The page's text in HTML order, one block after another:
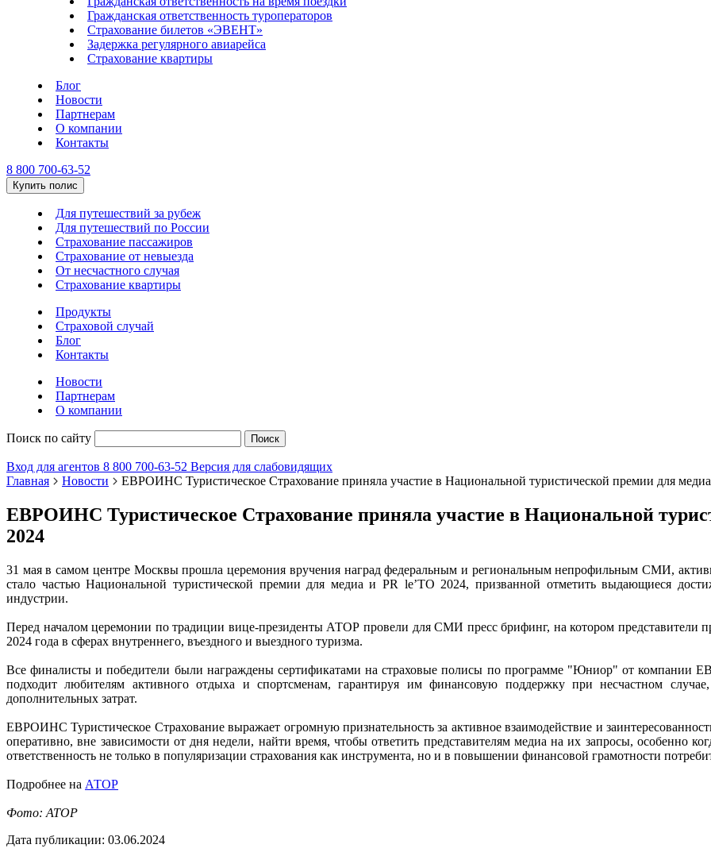
Гражданская ответственность туроператоров
Страхование билетов «ЭВЕНТ»
Задержка регулярного авиарейса
Страхование квартиры
Блог
Новости
Партнерам
О компании
Контакты
8 800 700-63-52
Купить полис
Для путешествий за рубеж
Для путешествий по России
Страхование пассажиров
Страхование от невыезда
От несчастного случая
Страхование квартиры
Продукты
Страховой случай
Блог
Контакты
Новости
Партнерам
О компании
Поиск по сайту Поиск
Вход для агентов 8 800 700-63-52 Версия для слабовидящих
Главная
Новости ЕВРОИНС Туристическое Страхование приняла участие в Национальной туристической премии для
ЕВРОИНС Туристическое Страхование приняла участие в Национальной
2024
31 мая в самом центре Москвы прошла церемония вручения наград федеральным и региональным непрофильным СМИ,
стало частью Национальной туристической премии для медиа и PR le’TO 2024, призванной отметить выдающиеся
индустрии.
Перед началом церемонии по традиции вице-президенты АТОР провели для СМИ пресс брифинг, на котором представители
2024 года в сферах внутреннего, въездного и выездного туризма.
Все финалисты и победители были награждены сертификатами на страховые полисы по программе "Юниор" от компании
подходит любителям активного отдыха и спортсменам, гарантируя им финансовую поддержку при несчастном случае,
дополнительных затрат.
ЕВРОИНС Туристическое Страхование выражает огромную признательность за активное взаимодействие и
оперативно, вне зависимости от дня недели, найти время, чтобы ответить представителям медиа на их запросы, особенно
ответственность не только в популяризации страхования как инструмента, но и в повышении финансовой грамотности
Подробнее на АТОР
Фото: АТОР
Дата публикации: 03.06.2024